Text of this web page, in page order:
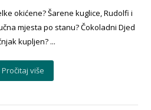
okićene? Šarene kuglice, Rudolfi i
mjesta po stanu? Čokoladni Djed
kupljen? ...
Pročitaj više